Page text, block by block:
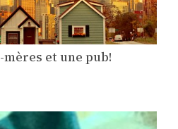
et une pub!